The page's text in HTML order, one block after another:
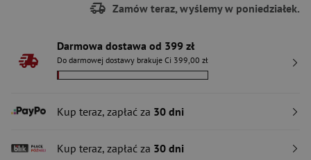
Zamów teraz, wyślemy w poniedziałek.
Darmowa dostawa od 399 zł
Do darmowej dostawy brakuje Ci 399,00 zł
Kup teraz, zapłać za 30 dni
Kup teraz, zapłać za 30 dni